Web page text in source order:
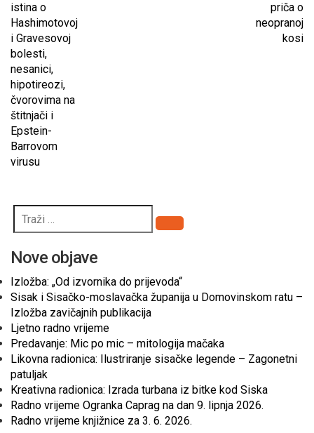
istina o
Hashimotovoj
i Gravesovoj
bolesti,
nesanici,
hipotireozi,
čvorovima na
štitnjači i
Epstein-
Barrovom
virusu
priča o
neopranoj
kosi
Pretraži
Nove objave
Izložba: „Od izvornika do prijevoda“
Sisak i Sisačko-moslavačka županija u Domovinskom ratu –
Izložba zavičajnih publikacija
Ljetno radno vrijeme
Predavanje: Mic po mic – mitologija mačaka
Likovna radionica: Ilustriranje sisačke legende – Zagonetni
patuljak
Kreativna radionica: Izrada turbana iz bitke kod Siska
Radno vrijeme Ogranka Caprag na dan 9. lipnja 2026.
Radno vrijeme knjižnice za 3. 6. 2026.